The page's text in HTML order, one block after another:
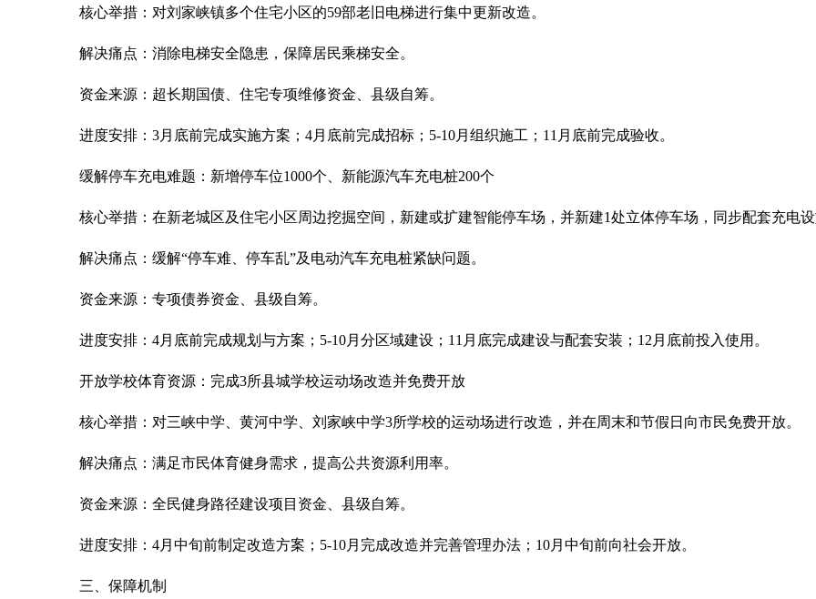
核心举措：对刘家峡镇多个住宅小区的59部老旧电梯进行集中更新改造。
解决痛点：消除电梯安全隐患，保障居民乘梯安全。
资金来源：超长期国债、住宅专项维修资金、县级自筹。
进度安排：3月底前完成实施方案；4月底前完成招标；5-10月组织施工；11月底前完成验收。
缓解停车充电难题：新增停车位1000个、新能源汽车充电桩200个
核心举措：在新老城区及住宅小区周边挖掘空间，新建或扩建智能停车场，并新建1处立体停车场，同步配套充电设
解决痛点：缓解“停车难、停车乱”及电动汽车充电桩紧缺问题。
资金来源：专项债券资金、县级自筹。
进度安排：4月底前完成规划与方案；5-10月分区域建设；11月底完成建设与配套安装；12月底前投入使用。
开放学校体育资源：完成3所县城学校运动场改造并免费开放
核心举措：对三峡中学、黄河中学、刘家峡中学3所学校的运动场进行改造，并在周末和节假日向市民免费开放。
解决痛点：满足市民体育健身需求，提高公共资源利用率。
资金来源：全民健身路径建设项目资金、县级自筹。
进度安排：4月中旬前制定改造方案；5-10月完成改造并完善管理办法；10月中旬前向社会开放。
三、保障机制